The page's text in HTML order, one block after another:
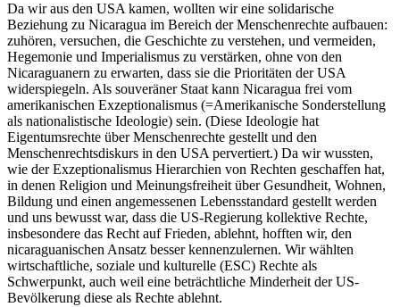
Da wir aus den USA kamen, wollten wir eine solidarische
Beziehung zu Nicaragua im Bereich der Menschenrechte aufbauen:
zuhören, versuchen, die Geschichte zu verstehen, und vermeiden,
Hegemonie und Imperialismus zu verstärken, ohne von den
Nicaraguanern zu erwarten, dass sie die Prioritäten der USA
widerspiegeln. Als souveräner Staat kann Nicaragua frei vom
amerikanischen Exzeptionalismus (=Amerikanische Sonderstellung
als nationalistische Ideologie) sein. (Diese Ideologie hat
Eigentumsrechte über Menschenrechte gestellt und den
Menschenrechtsdiskurs in den USA pervertiert.) Da wir wussten,
wie der Exzeptionalismus Hierarchien von Rechten geschaffen hat,
in denen Religion und Meinungsfreiheit über Gesundheit, Wohnen,
Bildung und einen angemessenen Lebensstandard gestellt werden
und uns bewusst war, dass die US-Regierung kollektive Rechte,
insbesondere das Recht auf Frieden, ablehnt, hofften wir, den
nicaraguanischen Ansatz besser kennenzulernen. Wir wählten
wirtschaftliche, soziale und kulturelle (ESC) Rechte als
Schwerpunkt, auch weil eine beträchtliche Minderheit der US-
Bevölkerung diese als Rechte ablehnt.